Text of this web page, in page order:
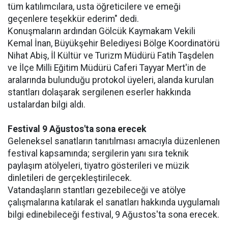
tüm katılımcılara, usta öğreticilere ve emeği
geçenlere teşekkür ederim" dedi.
Konuşmaların ardından Gölcük Kaymakam Vekili
Kemal İnan, Büyükşehir Belediyesi Bölge Koordinatörü
Nihat Abiş, İl Kültür ve Turizm Müdürü Fatih Taşdelen
ve İlçe Milli Eğitim Müdürü Caferi Tayyar Mert'in de
aralarında bulunduğu protokol üyeleri, alanda kurulan
stantları dolaşarak sergilenen eserler hakkında
ustalardan bilgi aldı.
Festival 9 Ağustos'ta sona erecek
Geleneksel sanatların tanıtılması amacıyla düzenlenen
festival kapsamında; sergilerin yanı sıra teknik
paylaşım atölyeleri, tiyatro gösterileri ve müzik
dinletileri de gerçekleştirilecek.
Vatandaşların stantları gezebileceği ve atölye
çalışmalarına katılarak el sanatları hakkında uygulamalı
bilgi edinebileceği festival, 9 Ağustos'ta sona erecek.